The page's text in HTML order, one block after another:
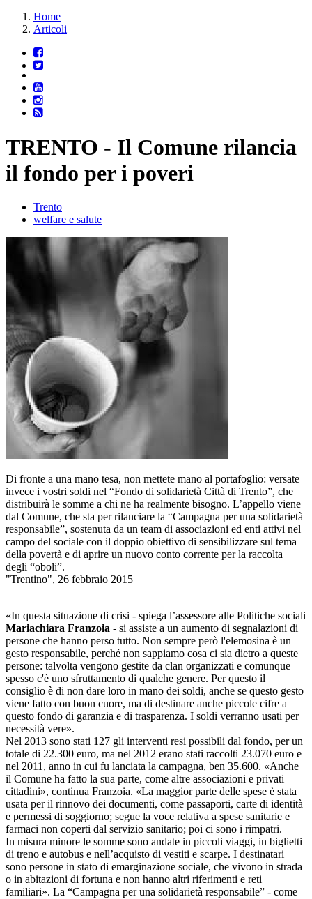
Home
Articoli
TRENTO - Il Comune rilancia
il fondo per i poveri
Trento
welfare e salute
Di fronte a una mano tesa, non mettete mano al portafoglio: versate
invece i vostri soldi nel “Fondo di solidarietà Città di Trento”, che
distribuirà le somme a chi ne ha realmente bisogno. L’appello viene
dal Comune, che sta per rilanciare la “Campagna per una solidarietà
responsabile”, sostenuta da un team di associazioni ed enti attivi nel
campo del sociale con il doppio obiettivo di sensibilizzare sul tema
della povertà e di aprire un nuovo conto corrente per la raccolta
degli “oboli”.
"Trentino", 26 febbraio 2015
«In questa situazione di crisi - spiega l’assessore alle Politiche sociali
Mariachiara Franzoia - si assiste a un aumento di segnalazioni di
persone che hanno perso tutto. Non sempre però l'elemosina è un
gesto responsabile, perché non sappiamo cosa ci sia dietro a queste
persone: talvolta vengono gestite da clan organizzati e comunque
spesso c'è uno sfruttamento di qualche genere. Per questo il
consiglio è di non dare loro in mano dei soldi, anche se questo gesto
viene fatto con buon cuore, ma di destinare anche piccole cifre a
questo fondo di garanzia e di trasparenza. I soldi verranno usati per
necessità vere».
Nel 2013 sono stati 127 gli interventi resi possibili dal fondo, per un
totale di 22.300 euro, ma nel 2012 erano stati raccolti 23.070 euro e
nel 2011, anno in cui fu lanciata la campagna, ben 35.600. «Anche
il Comune ha fatto la sua parte, come altre associazioni e privati
cittadini», continua Franzoia. «La maggior parte delle spese è stata
usata per il rinnovo dei documenti, come passaporti, carte di identità
e permessi di soggiorno; segue la voce relativa a spese sanitarie e
farmaci non coperti dal servizio sanitario; poi ci sono i rimpatri.
In misura minore le somme sono andate in piccoli viaggi, in biglietti
di treno e autobus e nell’acquisto di vestiti e scarpe. I destinatari
sono persone in stato di emarginazione sociale, che vivono in strada
o in abitazioni di fortuna e non hanno altri riferimenti e reti
familiari». La “Campagna per una solidarietà responsabile” - come